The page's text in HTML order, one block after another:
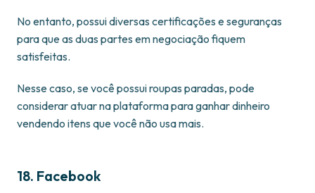
No entanto, possui diversas certificações e seguranças
para que as duas partes em negociação fiquem
satisfeitas.
Nesse caso, se você possui roupas paradas, pode
considerar atuar na plataforma para ganhar dinheiro
vendendo itens que você não usa mais.
18. Facebook